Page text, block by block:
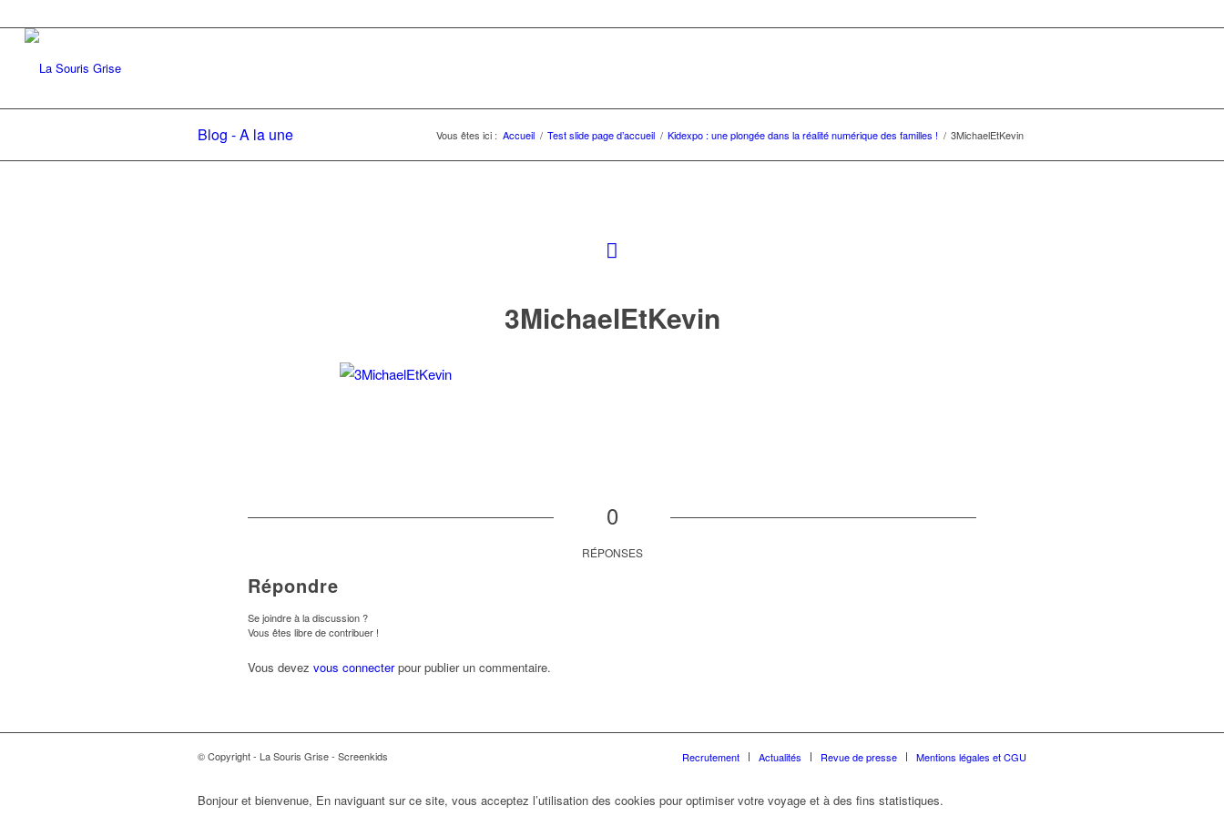
Blog - A la une Vous êtes ici : Accueil / Test slide page d’accueil / Kidexpo : une plongée dans la réalité numérique des familles ! / 3MichaelEtKevin
3MichaelEtKevin
0
RÉPONSES
Répondre
Se joindre à la discussion ?
Vous êtes libre de contribuer !
Vous devez vous connecterpour publier un commentaire.
© Copyright - La Souris Grise - Screenkids Recrutement Actualités Revue de presse Mentions légales et CGU
Bonjour et bienvenue, En naviguant sur ce site, vous acceptez l’utilisation des cookies pour optimiser votre voyage et à des fins statistiques.